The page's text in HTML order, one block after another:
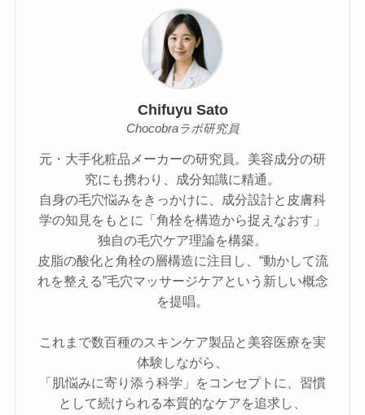
Chifuyu Sato
Chocobraラボ研究員
元・大手化粧品メーカーの研究員。美容成分の研
究にも携わり、成分知識に精通。
自身の毛穴悩みをきっかけに、成分設計と皮膚科
学の知見をもとに「角栓を構造から捉えなおす」
独自の毛穴ケア理論を構築。
皮脂の酸化と角栓の層構造に注目し、“動かして流
れを整える”毛穴マッサージケアという新しい概念
を提唱。
これまで数百種のスキンケア製品と美容医療を実
体験しながら、
「肌悩みに寄り添う科学」をコンセプトに、習慣
として続けられる本質的なケアを追求し、